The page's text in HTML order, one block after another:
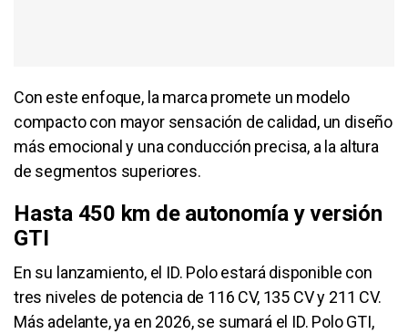
Con este enfoque, la marca promete un modelo
compacto con mayor sensación de calidad, un diseño
más emocional y una conducción precisa, a la altura
de segmentos superiores.
Hasta 450 km de autonomía y versión
GTI
En su lanzamiento, el ID. Polo estará disponible con
tres niveles de potencia de 116 CV, 135 CV y 211 CV.
Más adelante, ya en 2026, se sumará el ID. Polo GTI,